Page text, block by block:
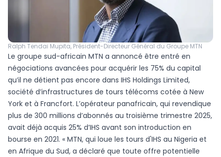
Ralph Tendai Mupita, Président-Directeur Général du Groupe MTN
Le groupe sud-africain MTN a annoncé être entré en
négociations avancées pour acquérir les 75% du capital
qu’il ne détient pas encore dans IHS Holdings Limited,
société d’infrastructures de tours télécoms cotée à New
York et à Francfort. L’opérateur panafricain, qui revendique
plus de 300 millions d’abonnés au troisième trimestre 2025,
avait déjà acquis 25% d’IHS avant son introduction en
bourse en 2021. « MTN, qui loue les tours d'IHS au Nigeria et
en Afrique du Sud, a déclaré que toute offre potentielle